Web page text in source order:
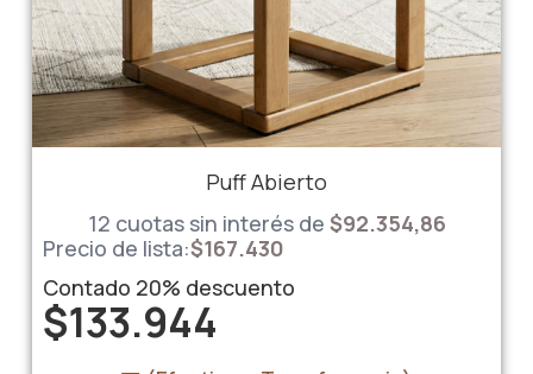
Puff Abierto
12 cuotas sin interés de $92.354,86
Precio de lista:$167.430
Contado 20% descuento
$133.944